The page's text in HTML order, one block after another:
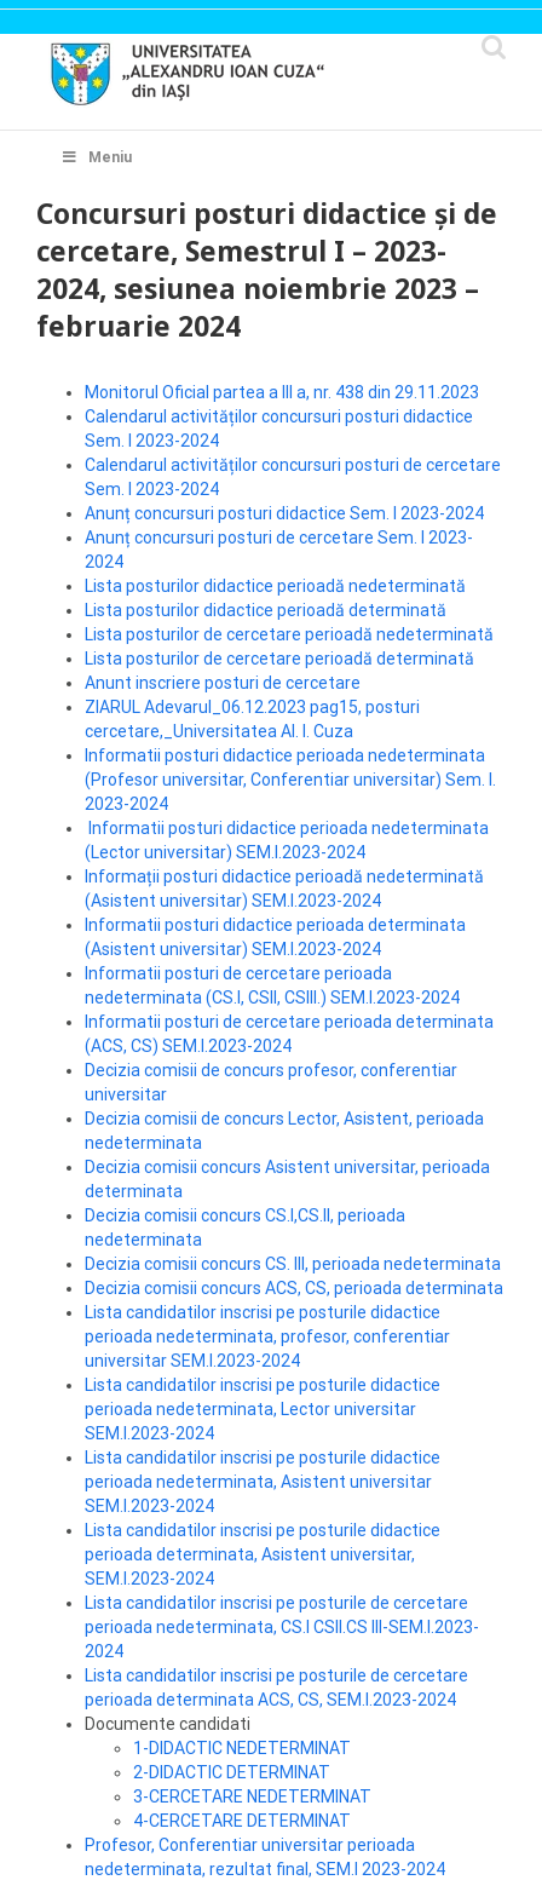
Skip
to
content
Meniu
Concursuri posturi didactice și de
cercetare, Semestrul I – 2023-
2024, sesiunea noiembrie 2023 –
februarie 2024
Monitorul Oficial partea a III a, nr. 438 din 29.11.2023
Calendarul activităților concursuri posturi didactice
Sem. I 2023-2024
Calendarul activităților concursuri posturi de cercetare
Sem. I 2023-2024
Anunț concursuri posturi didactice Sem. I 2023-2024
Anunț concursuri posturi de cercetare Sem. I 2023-
2024
Lista posturilor didactice perioadă nedeterminată
Lista posturilor didactice perioadă determinată
Lista posturilor de cercetare perioadă nedeterminată
Lista posturilor de cercetare perioadă determinată
Anunt inscriere posturi de cercetare
ZIARUL Adevarul_06.12.2023 pag15, posturi
cercetare,_Universitatea Al. I. Cuza
Informatii posturi didactice perioada nedeterminata
(Profesor universitar, Conferentiar universitar) Sem. I.
2023-2024
Informatii posturi didactice perioada nedeterminata
(Lector universitar) SEM.I.2023-2024
Informații posturi didactice perioadă nedeterminată
(Asistent universitar) SEM.I.2023-2024
Informatii posturi didactice perioada determinata
(Asistent universitar) SEM.I.2023-2024
Informatii posturi de cercetare perioada
nedeterminata (CS.I, CSII, CSIII.) SEM.I.2023-2024
Informatii posturi de cercetare perioada determinata
(ACS, CS) SEM.I.2023-2024
Decizia comisii de concurs profesor, conferentiar
universitar
Decizia comisii de concurs Lector, Asistent, perioada
nedeterminata
Decizia comisii concurs Asistent universitar, perioada
determinata
Decizia comisii concurs CS.I,CS.II, perioada
nedeterminata
Decizia comisii concurs CS. III, perioada nedeterminata
Decizia comisii concurs ACS, CS, perioada determinata
Lista candidatilor inscrisi pe posturile didactice
perioada nedeterminata, profesor, conferentiar
universitar SEM.I.2023-2024
Lista candidatilor inscrisi pe posturile didactice
perioada nedeterminata, Lector universitar
SEM.I.2023-2024
Lista candidatilor inscrisi pe posturile didactice
perioada nedeterminata, Asistent universitar
SEM.I.2023-2024
Lista candidatilor inscrisi pe posturile didactice
perioada determinata, Asistent universitar,
SEM.I.2023-2024
Lista candidatilor inscrisi pe posturile de cercetare
perioada nedeterminata, CS.I CSII.CS III-SEM.I.2023-
2024
Lista candidatilor inscrisi pe posturile de cercetare
perioada determinata ACS, CS, SEM.I.2023-2024
Documente candidati
1-DIDACTIC NEDETERMINAT
2-DIDACTIC DETERMINAT
3-CERCETARE NEDETERMINAT
4-CERCETARE DETERMINAT
Profesor, Conferentiar universitar perioada
nedeterminata, rezultat final, SEM.I 2023-2024